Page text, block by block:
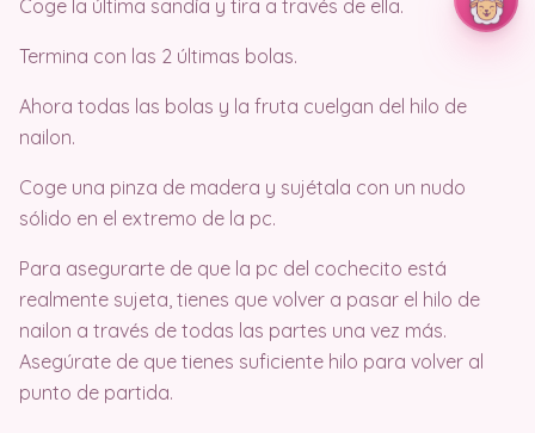
Coge la última sandía y tira a través de ella.
Termina con las 2 últimas bolas.
Ahora todas las bolas y la fruta cuelgan del hilo de
nailon.
Coge una pinza de madera y sujétala con un nudo
sólido en el extremo de la pc.
Para asegurarte de que la pc del cochecito está
realmente sujeta, tienes que volver a pasar el hilo de
nailon a través de todas las partes una vez más.
Asegúrate de que tienes suficiente hilo para volver al
punto de partida.